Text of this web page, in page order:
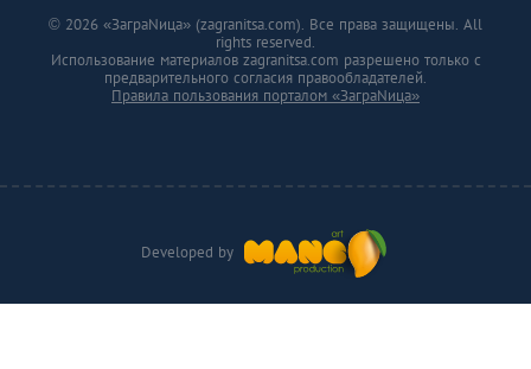
Developed by
© 2026 «ЗаграNица» (zagranitsa.com). Все права защищены. All
rights reserved.
Использование материалов zagranitsa.com разрешено только с
предварительного согласия правообладателей.
Правила пользования порталом «ЗаграNица»